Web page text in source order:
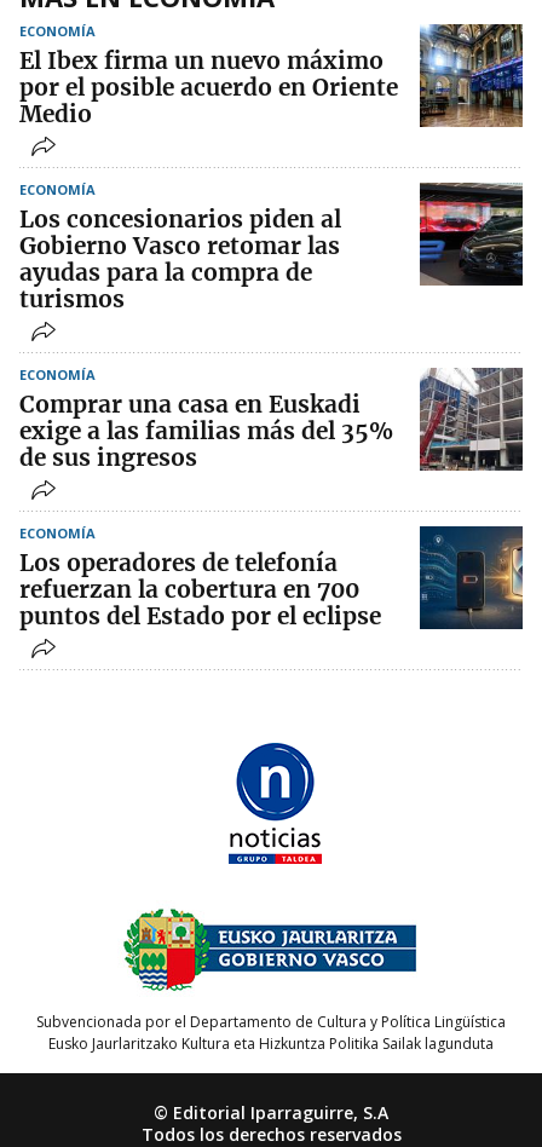
ECONOMÍA
El Ibex firma un nuevo máximo
por el posible acuerdo en Oriente
Medio
ECONOMÍA
Los concesionarios piden al
Gobierno Vasco retomar las
ayudas para la compra de
turismos
ECONOMÍA
Comprar una casa en Euskadi
exige a las familias más del 35%
de sus ingresos
ECONOMÍA
Los operadores de telefonía
refuerzan la cobertura en 700
puntos del Estado por el eclipse
Subvencionada por el Departamento de Cultura y Política Lingüística
Eusko Jaurlaritzako Kultura eta Hizkuntza Politika Sailak lagunduta
© Editorial Iparraguirre, S.A
Todos los derechos reservados